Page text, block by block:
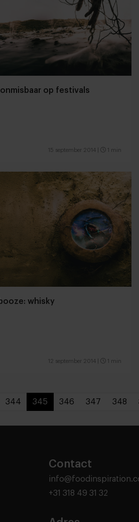
op festivals
15 september 2014 1 min
whisky
12 september 2014 1 min
344 345 346 347 348
Contact
+31 318 49 31 32